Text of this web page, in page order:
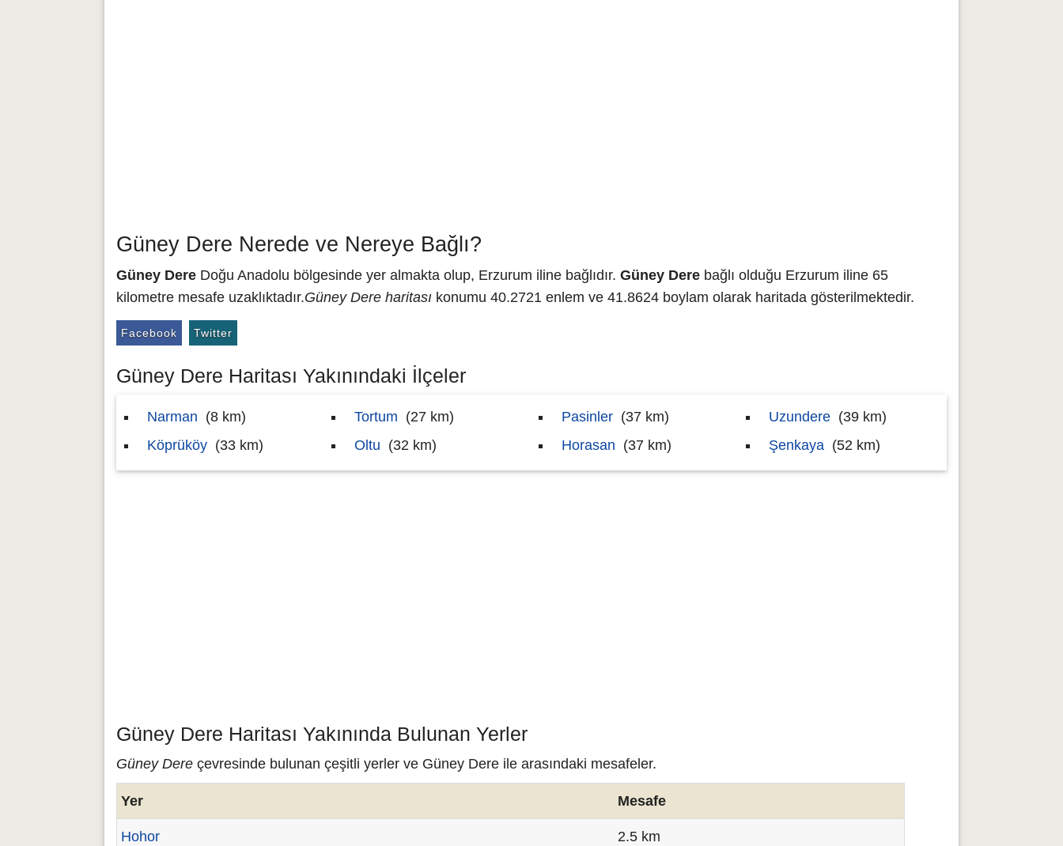
Güney Dere Nerede ve Nereye Bağlı?
Güney Dere Doğu Anadolu bölgesinde yer almakta olup, Erzurum iline bağlıdır. Güney Dere bağlı olduğu Erzurum iline 65
kilometre mesafe uzaklıktadır.Güney Dere haritası konumu 40.2721 enlem ve 41.8624 boylam olarak haritada gösterilmektedir.
Facebook Twitter
Güney Dere Haritası Yakınındaki İlçeler
Narman (8 km)
Köprüköy (33 km)
Tortum (27 km)
Oltu (32 km)
Pasinler (37 km)
Horasan (37 km)
Uzundere (39 km)
Şenkaya (52 km)
Güney Dere Haritası Yakınında Bulunan Yerler
Güney Dere çevresinde bulunan çeşitli yerler ve Güney Dere ile arasındaki mesafeler.
Yer Mesafe
Hohor 2.5 km